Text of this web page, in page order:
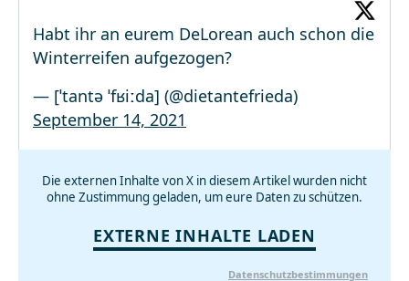
Habt ihr an eurem DeLorean auch schon die
Winterreifen aufgezogen?
— [ˈtantə ˈfʁiːda] (@dietantefrieda)
September 14, 2021
Die externen Inhalte von X in diesem Artikel wurden nicht
ohne Zustimmung geladen, um eure Daten zu schützen.
EXTERNE INHALTE LADEN
Datenschutzbestimmungen